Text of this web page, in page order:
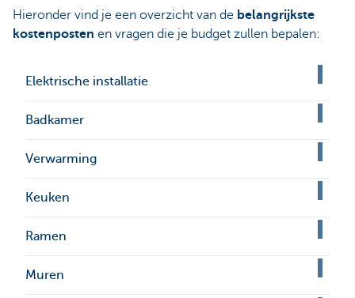
Hieronder vind je een overzicht van de belangrijkste
kostenposten en vragen die je budget zullen bepalen:
Elektrische installatie
Badkamer
Verwarming
Keuken
Ramen
Muren